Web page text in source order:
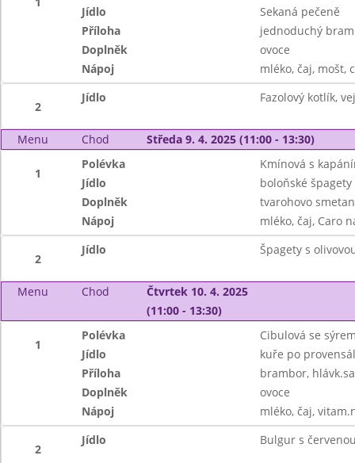
Jídlo
Sekaná pečeně
Příloha
jednoduchý
Doplněk
ovoce
Nápoj
mléko, čaj, mošt,
2
Jídlo Fazolový kotlík,
Menu Chod Středa 9. 4. 2025 (11:00 - 13:30)
1
Polévka
Kmínová s
Jídlo
boloňské
Doplněk
tvarohovo
Nápoj
mléko, čaj, Caro
2
Jídlo Špagety s
Menu Chod
Čtvrtek 10. 4. 2025
(11:00 - 13:30)
1
Polévka
Cibulová se
Jídlo
kuře po
Příloha
brambor,
Doplněk
ovoce
Nápoj
mléko, čaj,
2
Jídlo Bulgur s